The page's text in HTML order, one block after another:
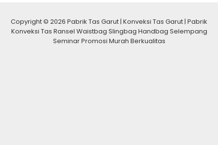
Copyright © 2026 Pabrik Tas Garut | Konveksi Tas Garut | Pabrik
Konveksi Tas Ransel Waistbag Slingbag Handbag Selempang
Seminar Promosi Murah Berkualitas